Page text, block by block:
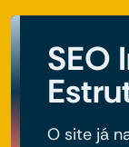
SEO
O site já